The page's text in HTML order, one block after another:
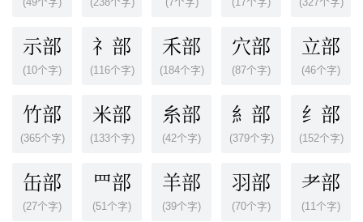
示部
(10个字)
礻部
(116个字)
禾部
(184个字)
穴部
(87个字)
立部
(46个字)
竹部
(365个字)
米部
(133个字)
糸部
(42个字)
糹部
(379个字)
纟部
(152个字)
缶部
(27个字)
罒部
(51个字)
羊部
(39个字)
羽部
(70个字)
耂部
(11个字)